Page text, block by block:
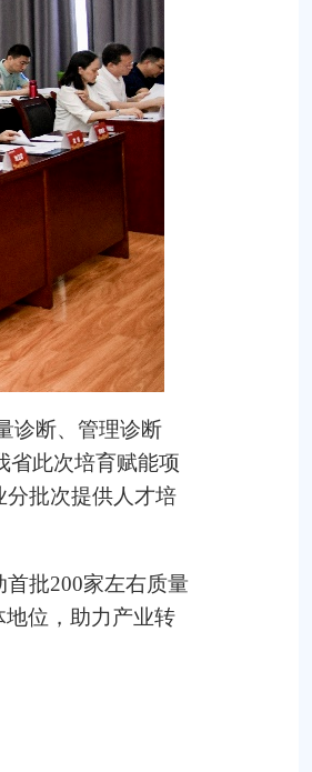
诊断、管理诊断
省此次培育赋能项
分批次提供人才培
批200家左右质量
位，助力产业转